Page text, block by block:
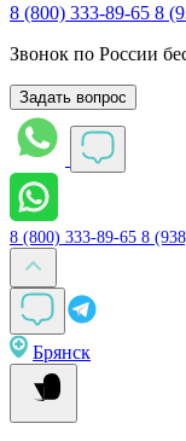
8 (800) 333-89-65 8
Звонок по России
Задать вопрос
8 (800) 333-89-65 8
Брянск